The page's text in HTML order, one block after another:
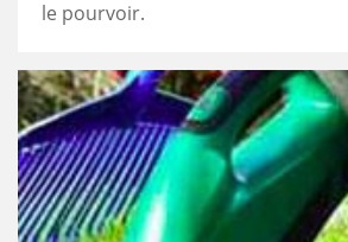
le pourvoir.